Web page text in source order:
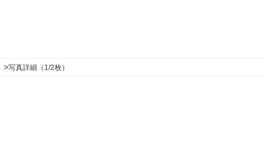
>写真詳細（1/2枚）